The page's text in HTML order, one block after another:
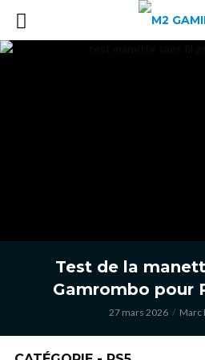
Test de la
Gamrombo pour
27 mars 2026 Marc